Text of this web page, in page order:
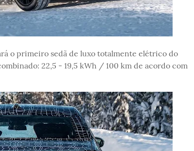
o primeiro sedã de luxo totalmente elétrico do
22,5 - 19,5 kWh / 100 km de acordo com